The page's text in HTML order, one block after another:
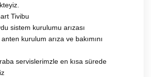
Tivibu
sistem kurulumu arızası
kurulum arıza ve bakımını
servislerimzle en kısa sürede